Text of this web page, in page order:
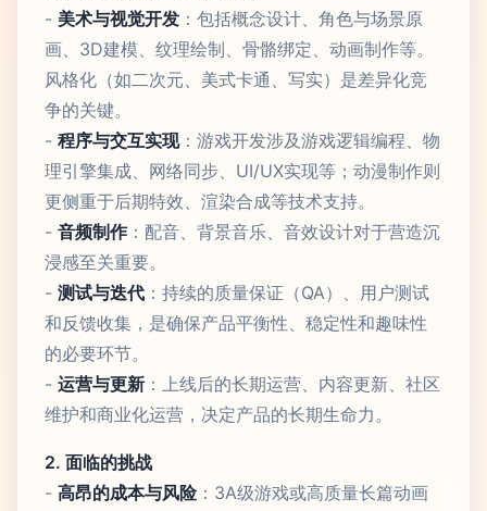
- 美术与视觉开发 ：包括概念设计、角色与场景原
画、3D建模、纹理绘制、骨骼绑定、动画制作等。
风格化（如二次元、美式卡通、写实）是差异化竞
争的关键。
- 程序与交互实现：游戏开发涉及游戏逻辑编程、物
理引擎集成、网络同步、UI/UX实现等；动漫制作则
更侧重于后期特效、渲染合成等技术支持。
- 音频制作：配音、背景音乐、音效设计对于营造沉
浸感至关重要。
- 测试与迭代 ：持续的质量保证（QA）、用户测试
和反馈收集，是确保产品平衡性、稳定性和趣味性
的必要环节。
- 运营与更新 ：上线后的长期运营、内容更新、社区
维护和商业化运营，决定产品的长期生命力。
2. 面临的挑战
- 高昂的成本与风险：3A级游戏或高质量长篇动画